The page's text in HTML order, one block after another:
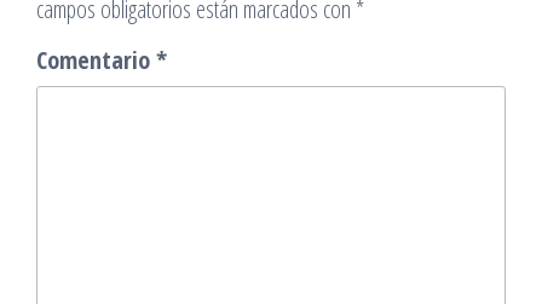
campos obligatorios están marcados con *
Comentario*